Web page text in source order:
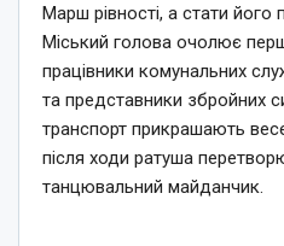
Марш рівності, а стати
Міський голова очолює
працівники комунальних
та представники збройних
транспорт прикрашають
після ходи ратуша
танцювальний майданчик.